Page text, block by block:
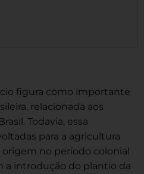
figura como importante
relacionada aos
Todavia, essa
para a agricultura
origem no período colonial
a introdução do plantio da